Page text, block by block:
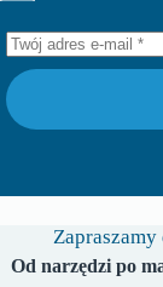
Od narzędzi po